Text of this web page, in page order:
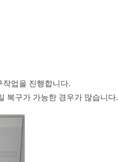
업을 진행합니다.
복구가 가능한 경우가 많습니다.